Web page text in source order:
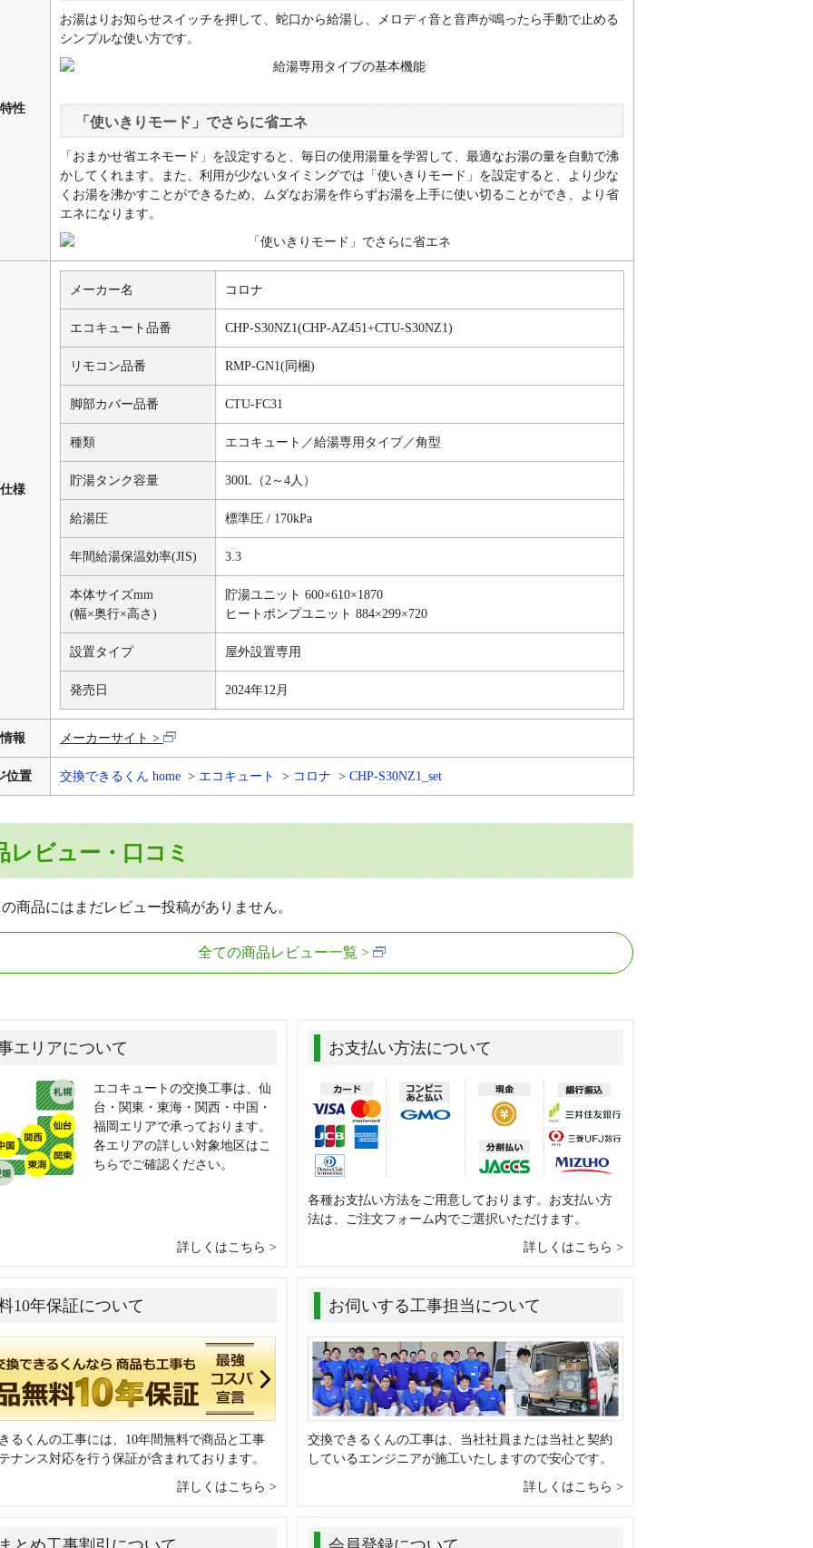
性
お湯はりお知らせスイッチを押して、蛇口から給湯し、メロディ音と音声が鳴ったら手動で止める
シンプルな使い方です。
「使いきりモード」でさらに省エネ
「おまかせ省エネモード」を設定すると、毎日の使用湯量を学習して、最適なお湯の量を自動で沸
かしてくれます。また、利用が少ないタイミングでは「使いきりモード」を設定すると、より少な
くお湯を沸かすことができるため、ムダなお湯を作らずお湯を上手に使い切ることができ、より省
エネになります。
様
メーカー名 コロナ
エコキュート品番 CHP-S30NZ1(CHP-AZ451+CTU-S30NZ1)
リモコン品番 RMP-GN1(同梱)
脚部カバー品番 CTU-FC31
種類 エコキュート／給湯専用タイプ／角型
貯湯タンク容量 300L（2～4人）
給湯圧 標準圧 / 170kPa
年間給湯保温効率(JIS) 3.3
本体サイズmm
(幅×奥行×高さ)
貯湯ユニット 600×610×1870
ヒートポンプユニット 884×299×720
設置タイプ 屋外設置専用
発売日 2024年12月
報 メーカーサイト
位置 交換できるくん home エコキュート コロナ CHP-S30NZ1_set
レビュー・口コミ
商品にはまだレビュー投稿がありません。
全ての商品レビュー一覧
エリアについて
エコキュートの交換工事は、仙
台・関東・東海・関西・中国・
福岡エリアで承っております。
各エリアの詳しい対象地区はこ
ちらでご確認ください。
詳しくはこちら
お支払い方法について
各種お支払い方法をご用意しております。お支払い方
法は、ご注文フォーム内でご選択いただけます。
詳しくはこちら
10年保証について
るくんの工事には、10年間無料で商品と工事
ナンス対応を行う保証が含まれております。
詳しくはこちら
お伺いする工事担当について
交換できるくんの工事は、当社社員または当社と契約
しているエンジニアが施工いたしますので安心です。
詳しくはこちら